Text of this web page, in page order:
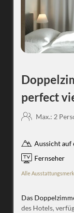
perfect
Max.: 2
Aussicht auf
Fernseher
Alle
Das
des Hotels,